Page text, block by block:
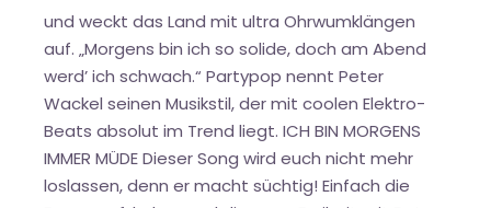
und weckt das Land mit ultra Ohrwumklängen
auf. „Morgens bin ich so solide, doch am Abend
werd’ ich schwach.“ Partypop nennt Peter
Wackel seinen Musikstil, der mit coolen Elektro-
Beats absolut im Trend liegt. ICH BIN MORGENS
IMMER MÜDE Dieser Song wird euch nicht mehr
loslassen, denn er macht süchtig! Einfach die